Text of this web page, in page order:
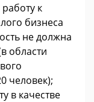
к
бизнеса
не должна
области
человек);
в качестве